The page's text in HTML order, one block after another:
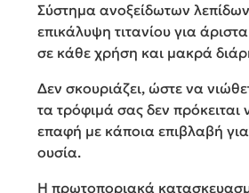
Σύστημα ανοξείδωτων
επικάλυψη τιτανίου για
σε κάθε χρήση και μακρά
Δεν σκουριάζει, ώστε να
τα τρόφιμά σας δεν πρόκειται
επαφή με κάποια επιβλαβή
ουσία.
Η πρωτοποριακά